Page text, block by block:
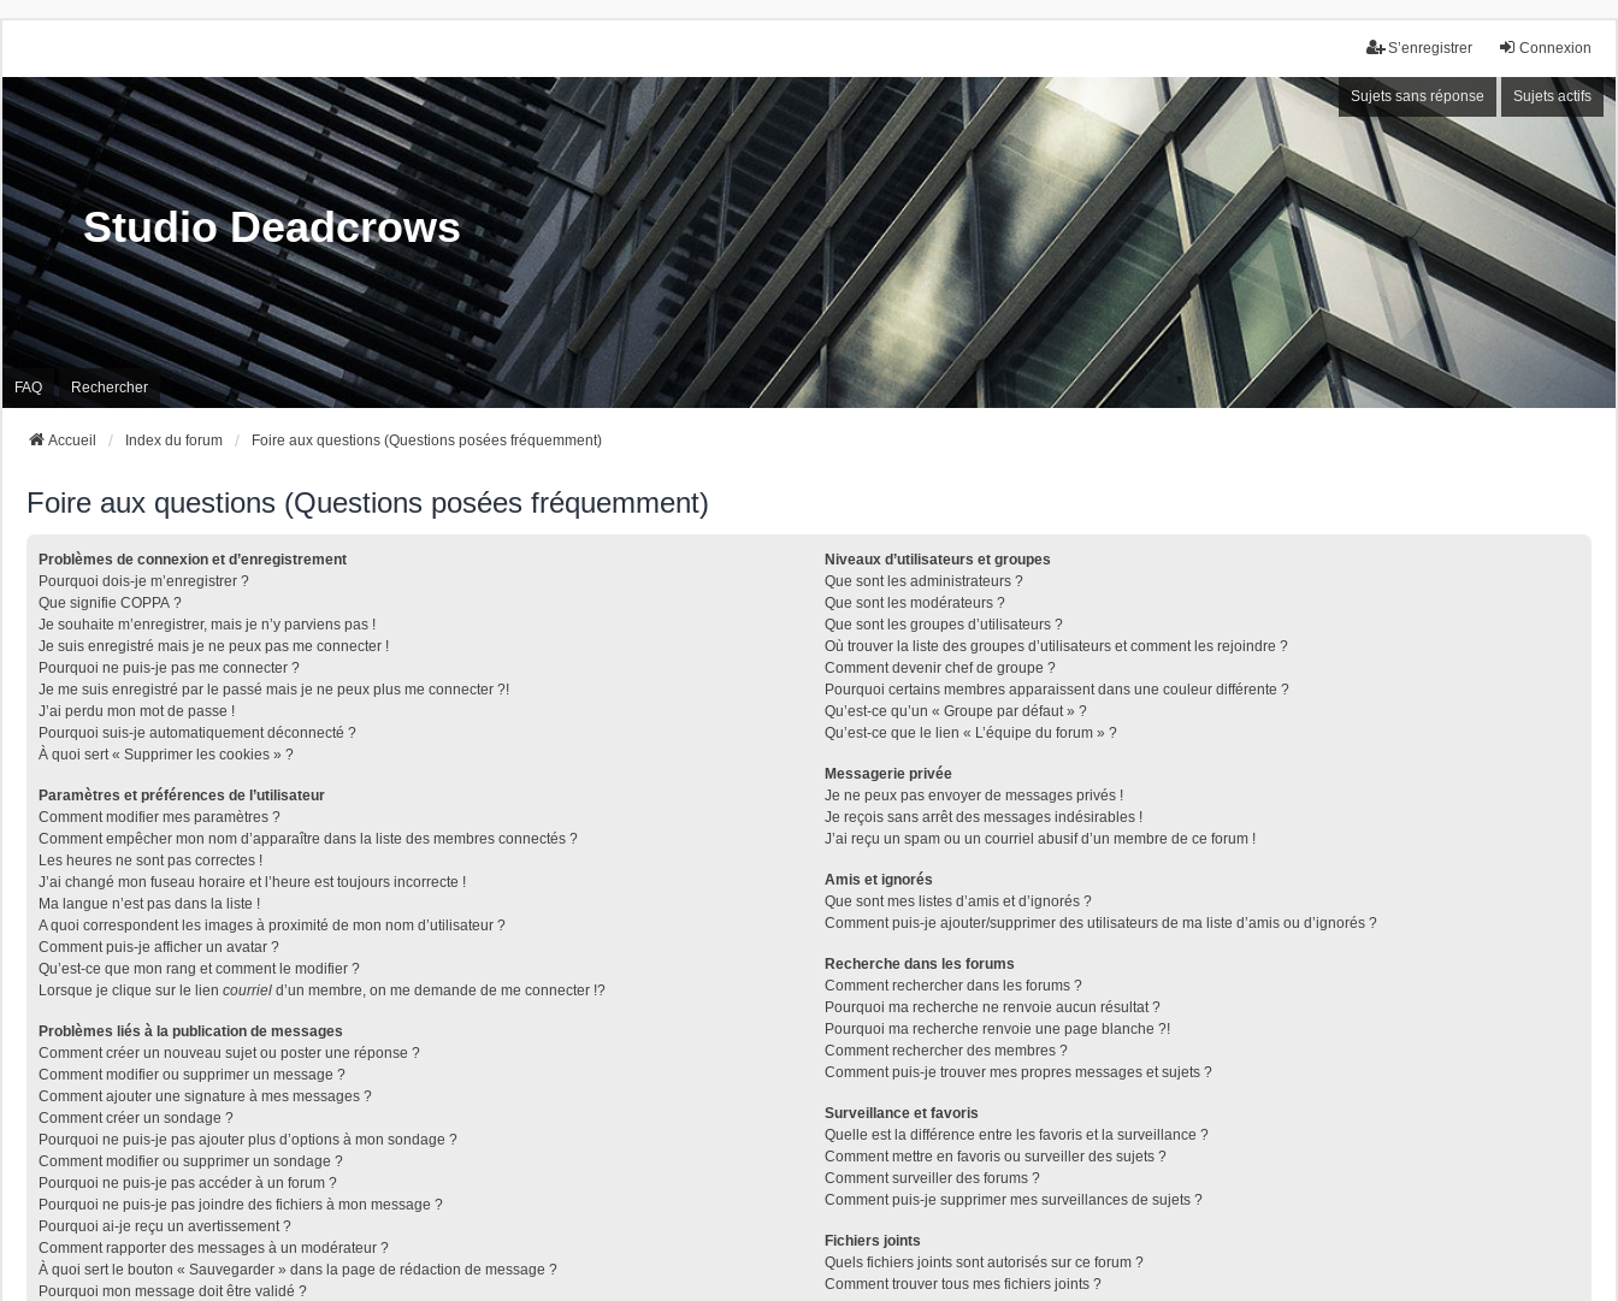
Connexion
S’enregistrer
Sujets sans réponse Sujets actifs
Studio Deadcrows
FAQ Rechercher
Accueil Index du forum Foire aux questions (Questions posées fréquemment)
Foire aux questions (Questions posées fréquemment)
Problèmes de connexion et d’enregistrement
Pourquoi dois-je m’enregistrer ?
Que signifie COPPA ?
Je souhaite m’enregistrer, mais je n’y parviens pas !
Je suis enregistré mais je ne peux pas me connecter !
Pourquoi ne puis-je pas me connecter ?
Je me suis enregistré par le passé mais je ne peux plus me connecter ?!
J’ai perdu mon mot de passe !
Pourquoi suis-je automatiquement déconnecté ?
À quoi sert « Supprimer les cookies » ?
Paramètres et préférences de l’utilisateur
Comment modifier mes paramètres ?
Comment empêcher mon nom d’apparaître dans la liste des membres connectés ?
Les heures ne sont pas correctes !
J’ai changé mon fuseau horaire et l’heure est toujours incorrecte !
Ma langue n’est pas dans la liste !
A quoi correspondent les images à proximité de mon nom d’utilisateur ?
Comment puis-je afficher un avatar ?
Qu’est-ce que mon rang et comment le modifier ?
Lorsque je clique sur le lien courriel d’un membre, on me demande de me connecter !?
Problèmes liés à la publication de messages
Comment créer un nouveau sujet ou poster une réponse ?
Comment modifier ou supprimer un message ?
Comment ajouter une signature à mes messages ?
Comment créer un sondage ?
Pourquoi ne puis-je pas ajouter plus d’options à mon sondage ?
Comment modifier ou supprimer un sondage ?
Pourquoi ne puis-je pas accéder à un forum ?
Pourquoi ne puis-je pas joindre des fichiers à mon message ?
Pourquoi ai-je reçu un avertissement ?
Comment rapporter des messages à un modérateur ?
À quoi sert le bouton « Sauvegarder » dans la page de rédaction de message ?
Pourquoi mon message doit être validé ?
Niveaux d’utilisateurs et groupes
Que sont les administrateurs ?
Que sont les modérateurs ?
Que sont les groupes d’utilisateurs ?
Où trouver la liste des groupes d’utilisateurs et comment les rejoindre ?
Comment devenir chef de groupe ?
Pourquoi certains membres apparaissent dans une couleur différente ?
Qu’est-ce qu’un « Groupe par défaut » ?
Qu’est-ce que le lien « L’équipe du forum » ?
Messagerie privée
Je ne peux pas envoyer de messages privés !
Je reçois sans arrêt des messages indésirables !
J’ai reçu un spam ou un courriel abusif d’un membre de ce forum !
Amis et ignorés
Que sont mes listes d’amis et d’ignorés ?
Comment puis-je ajouter/supprimer des utilisateurs de ma liste d’amis ou d’ignorés ?
Recherche dans les forums
Comment rechercher dans les forums ?
Pourquoi ma recherche ne renvoie aucun résultat ?
Pourquoi ma recherche renvoie une page blanche ?!
Comment rechercher des membres ?
Comment puis-je trouver mes propres messages et sujets ?
Surveillance et favoris
Quelle est la différence entre les favoris et la surveillance ?
Comment mettre en favoris ou surveiller des sujets ?
Comment surveiller des forums ?
Comment puis-je supprimer mes surveillances de sujets ?
Fichiers joints
Quels fichiers joints sont autorisés sur ce forum ?
Comment trouver tous mes fichiers joints ?